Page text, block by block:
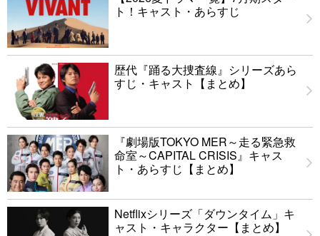
ト！キャスト・あらすじ
歴代『踊る大捜査線』シリーズあら
すじ・キャスト【まとめ】
『劇場版TOKYO MER～走る緊急救
命室～CAPITAL CRISIS』キャス
ト・あらすじ【まとめ】
Netflixシリーズ「ダウンタイム」キ
ャスト・キャラクター【まとめ】